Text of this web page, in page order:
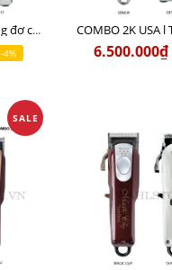
COMBO 2B USA l Tông đơ cắt Magic clip Red + Tông đơ viền Detailer Pro Li
-4% 6.500.000₫
SALE